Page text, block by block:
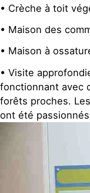
• Crèche à toit
• Maison des
• Maison à
• Visite
fonctionnant avec
forêts proches.
ont été